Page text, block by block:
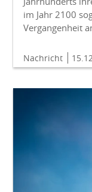
im Jahr 2100
Vergangenheit
Nachricht